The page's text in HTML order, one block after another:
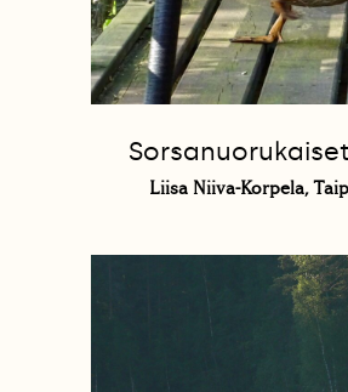
Liisa Niiva-Korpela,